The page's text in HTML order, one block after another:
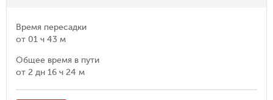
Время пересадки
от 01 ч 43 м
Общее время в пути
от 2 дн 16 ч 24 м